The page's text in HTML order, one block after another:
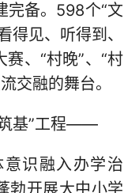
完备。598个“文
得见、听得到、
、“村晚”、“村
交融的舞台。
筑基”工程——
识融入办学治
勃开展大中小学